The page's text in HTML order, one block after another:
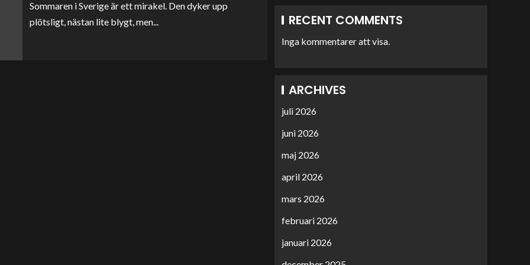
Sommaren i Sverige är ett mirakel. Den dyker upp
plötsligt, nästan lite blygt, men...
RECENT COMMENTS
Inga kommentarer att visa.
ARCHIVES
juli 2026
juni 2026
maj 2026
april 2026
mars 2026
februari 2026
januari 2026